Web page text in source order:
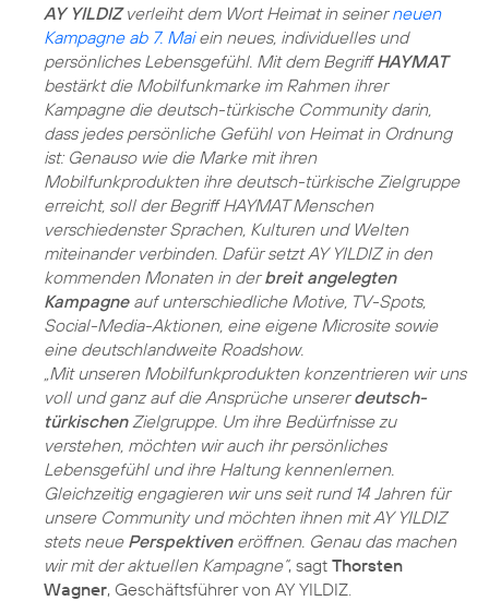
AY YILDIZverleiht dem Wort Heimat in seinerneuen
Kampagne ab 7. Maiein neues, individuelles und
persönliches Lebensgefühl. Mit dem BegriffHAYMAT
bestärkt die Mobilfunkmarke im Rahmen ihrer
Kampagne die deutsch-türkische Community darin,
dass jedes persönliche Gefühl von Heimat in Ordnung
ist: Genauso wie die Marke mit ihren
Mobilfunkprodukten ihre deutsch-türkische Zielgruppe
erreicht, soll der Begriff HAYMAT Menschen
verschiedenster Sprachen, Kulturen und Welten
miteinander verbinden. Dafür setzt AY YILDIZ in den
kommenden Monaten in derbreit angelegten
Kampagneauf unterschiedliche Motive, TV-Spots,
Social-Media-Aktionen, eine eigene Microsite sowie
eine deutschlandweite Roadshow.
„Mit unseren Mobilfunkprodukten konzentrieren wir uns
voll und ganz auf die Ansprüche unsererdeutsch-
türkischenZielgruppe. Um ihre Bedürfnisse zu
verstehen, möchten wir auch ihr persönliches
Lebensgefühl und ihre Haltung kennenlernen.
Gleichzeitig engagieren wir uns seit rund 14 Jahren für
unsere Community und möchten ihnen mit AY YILDIZ
stets neue Perspektiven eröffnen. Genau das machen
wir mit der aktuellen Kampagne“, sagt Thorsten
Wagner, Geschäftsführer von AY YILDIZ.